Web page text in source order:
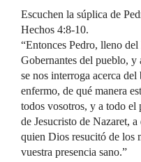
Escuchen la súplica de
Hechos 4:8-10.
“Entonces Pedro, lleno
Gobernantes del pueblo, y
se nos interroga acerca
enfermo, de qué manera
todos vosotros, y a todo el
de Jesucristo de Nazaret,
quien Dios resucitó de los
vuestra presencia sano.”